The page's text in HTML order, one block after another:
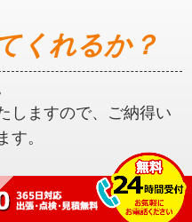
くれるか？
しますので、ご納得い
す。
田下中埣エ